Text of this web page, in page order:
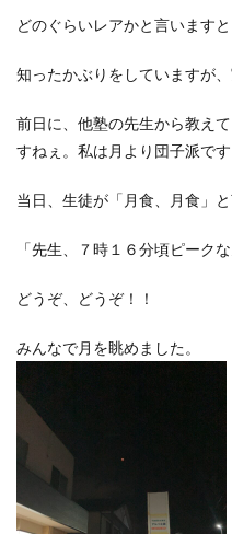
どのぐらいレアかと言います
知ったかぶりをしていますが
前日に、他塾の先生から教え
すねぇ。私は月より団子派で
当日、生徒が「月食、月食」と
「先生、７時１６分頃ピーク
どうぞ、どうぞ！！
みんなで月を眺めました。